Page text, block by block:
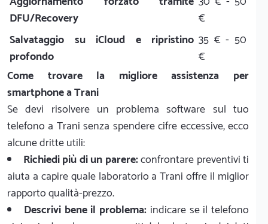
DFU/Recovery
€
Salvataggio su iCloud e ripristino
profondo
35 € - 50
€
Come trovare la migliore assistenza per
smartphone a Trani
Se devi risolvere un problema software sul tuo
telefono a Trani senza spendere cifre eccessive, ecco
alcune dritte utili:
Richiedi più di un parere:confrontare preventivi ti
aiuta a capire quale laboratorio a Trani offre il miglior
rapporto qualità-prezzo.
Descrivi bene il problema: indicare se il telefono